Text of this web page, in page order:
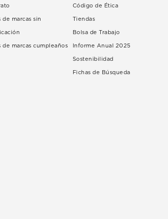
de marcas sin
de marcas cumpleaños
Código de Ética
Tiendas
Bolsa de Trabajo
Informe Anual 2025
Sostenibilidad
Fichas de Búsqueda